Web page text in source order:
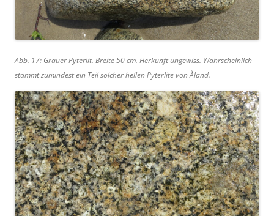
Abb. 17: Grauer Pyterlit. Breite 50 cm. Herkunft ungewiss. Wahrscheinlich
stammt zumindest ein Teil solcher hellen Pyterlite von Åland.